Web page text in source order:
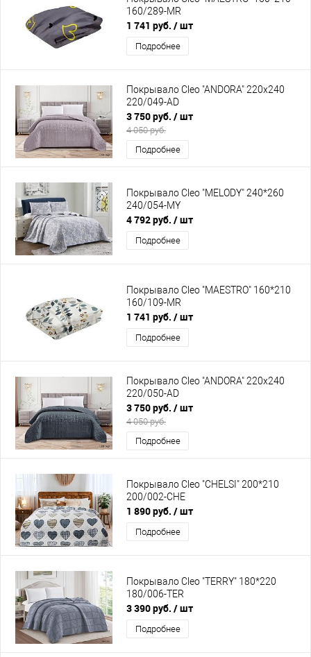
160/289-MR
1 741 руб. / шт
Подробнее
Покрывало Cleo "ANDORA" 220х240
220/049-AD
3 750 руб. / шт
4 050 руб.
Подробнее
Покрывало Cleo "MELODY" 240*260
240/054-MY
4 792 руб. / шт
Подробнее
Покрывало Cleo "MAESTRO" 160*210
160/109-MR
1 741 руб. / шт
Подробнее
Покрывало Cleo "ANDORA" 220х240
220/050-AD
3 750 руб. / шт
4 050 руб.
Подробнее
Покрывало Cleo "CHELSI" 200*210
200/002-CHE
1 890 руб. / шт
Подробнее
Покрывало Cleo "TERRY" 180*220
180/006-TER
3 390 руб. / шт
Подробнее